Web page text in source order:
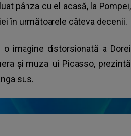
pânza cu el acasă, la Pompei,
în următoarele câteva decenii.
imagine distorsionată a Dorei
şi muza lui Picasso, prezintă
sus.